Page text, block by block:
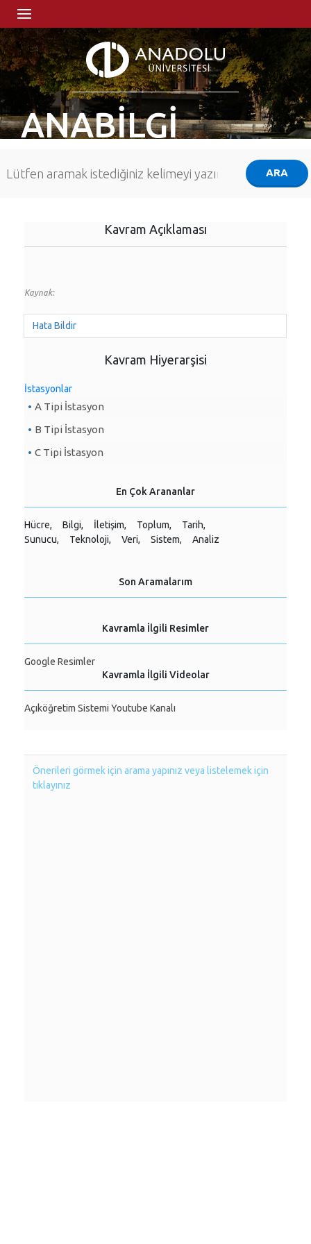
ANABİLGİ
Kavram Açıklaması
Kaynak:
Hata Bildir
Kavram Hiyerarşisi
İstasyonlar
A Tipi İstasyon
B Tipi İstasyon
C Tipi İstasyon
En Çok Arananlar
Hücre, Bilgi, İletişim, Toplum,
Tarih,
Sunucu,
Teknoloji, Veri, Sistem, Analiz
Son Aramalarım
Kavramla İlgili Resimler
Google Resimler
Kavramla İlgili Videolar
Açıköğretim Sistemi Youtube Kanalı
Önerileri görmek için arama yapınız veya listelemek için
tıklayınız